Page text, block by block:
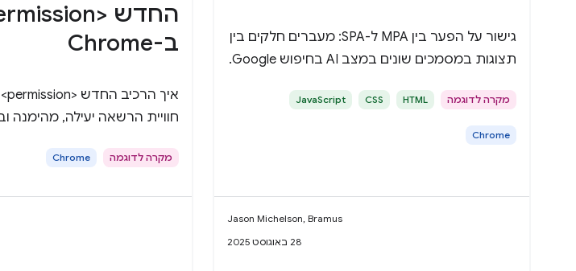
גישור על הפער בין MPA ל-SPA: מעברים חלקים בין
תצוגות במסמכים שונים במצב AI בחיפוש Google.
מקרה לדוגמה HTML
CSS
JavaScript
Chrome
Jason Michelson, Bramus
28 באוגוסט 2025
ב-Chrome
חוויית הרשאה יעילה, מהימנה
מקרה לדוגמה Chrome